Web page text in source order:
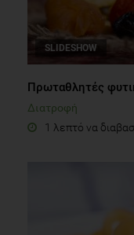
SLIDESHOW
Πρωταθλητές
Διατροφή
1 λεπτό να